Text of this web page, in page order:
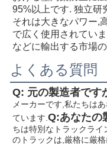
95%以上です. 独立研
それは大きなパワー,
で広く使用されてい
などに輸出する市場
よくある質問
Q: 元の製造者です
メーカーです,私たちは
ています. Q:あなたの
ちは特別なトラックラ
のトラックは,厳格に厳